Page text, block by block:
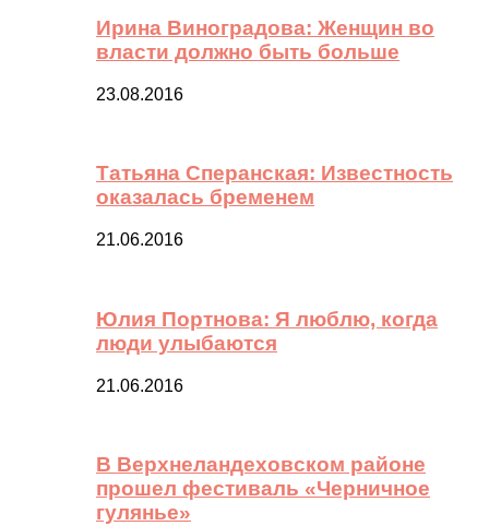
Ирина Виноградова: Женщин во
власти должно быть больше
23.08.2016
Татьяна Сперанская: Известность
оказалась бременем
21.06.2016
Юлия Портнова: Я люблю, когда
люди улыбаются
21.06.2016
В Верхнеландеховском районе
прошел фестиваль «Черничное
гулянье»